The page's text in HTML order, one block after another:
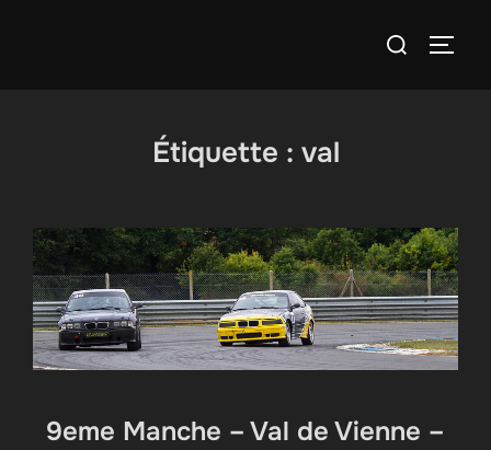
Rechercher :
Étiquette : val
9eme Manche – Val de Vienne –